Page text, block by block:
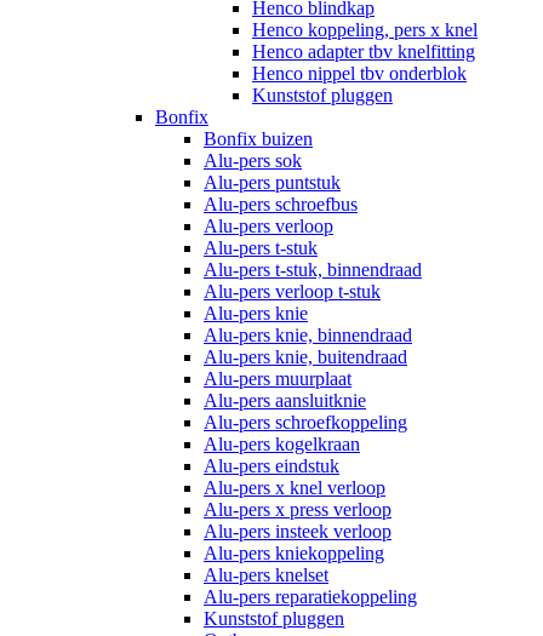
Henco blindkap
Henco koppeling, pers x knel
Henco adapter tbv knelfitting
Henco nippel tbv onderblok
Kunststof pluggen
Bonfix
Bonfix buizen
Alu-pers sok
Alu-pers puntstuk
Alu-pers schroefbus
Alu-pers verloop
Alu-pers t-stuk
Alu-pers t-stuk, binnendraad
Alu-pers verloop t-stuk
Alu-pers knie
Alu-pers knie, binnendraad
Alu-pers knie, buitendraad
Alu-pers muurplaat
Alu-pers aansluitknie
Alu-pers schroefkoppeling
Alu-pers kogelkraan
Alu-pers eindstuk
Alu-pers x knel verloop
Alu-pers x press verloop
Alu-pers insteek verloop
Alu-pers kniekoppeling
Alu-pers knelset
Alu-pers reparatiekoppeling
Kunststof pluggen